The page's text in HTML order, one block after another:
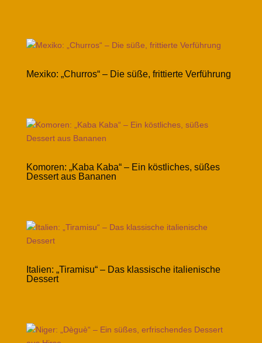
Mexiko: „Churros“ – Die süße, frittierte Verführung
Komoren: „Kaba Kaba“ – Ein köstliches, süßes
Dessert aus Bananen
Italien: „Tiramisu“ – Das klassische italienische
Dessert